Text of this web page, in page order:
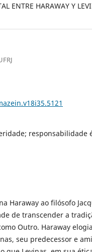
ENTRE HARAWAY Y
responsabilidade
Haraway ao filósofo
de transcender a
Outro. Haraway
seu predecessor e